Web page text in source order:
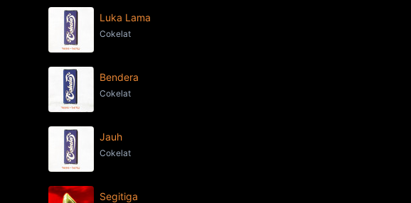
Luka Lama
Cokelat
Bendera
Cokelat
Jauh
Cokelat
Segitiga